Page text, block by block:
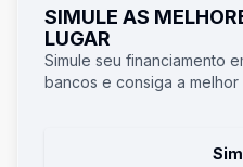
SIMULE AS
LUGAR
Simule seu financiamento
bancos e consiga a melhor